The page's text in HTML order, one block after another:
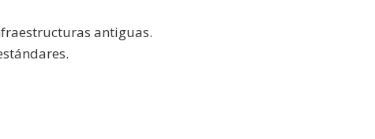
antiguas.